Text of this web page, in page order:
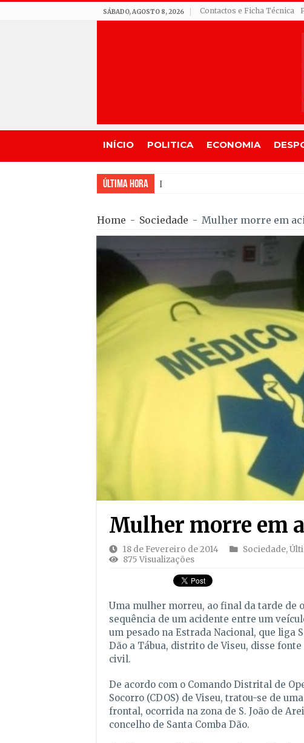
SÁBADO, AGOSTO 8, 2026 Contactos e Ficha Técnica
INÍCIO POLITICA ECONOMIA
Última Hora Incêndio em Fornos de Algodres
Home - Sociedade - Mulher morre em
Mulher morre em
18 de Fevereiro de 2014 Sociedade,
875 Visualizações
Uma mulher morreu, ao final da tarde de
sequência de um acidente entre um
um pesado na Estrada Nacional, que liga
Dão a Tábua, distrito de Viseu, disse
civil.
De acordo com o Comando Distrital de
Socorro (CDOS) de Viseu, tratou-se de
frontal, ocorrida na zona de S. João de
concelho de Santa Comba Dão.